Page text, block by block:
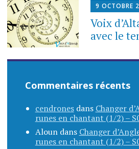
9 OCTOBRE
Voix
avec le
Commentaires récents
cendronesdans Changer
runes en chantant (1/2) –
Aloundans Changer
runes en chantant (1/2) –